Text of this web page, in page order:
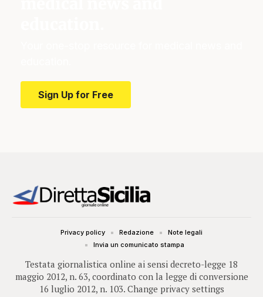
Sign Up for Free
Testata giornalistica online ai sensi decreto-legge 18
maggio 2012, n. 63, coordinato con la legge di conversione
16 luglio 2012, n. 103. Change privacy settings
Privacy policy Redazione
Note legali
Invia un comunicato stampa